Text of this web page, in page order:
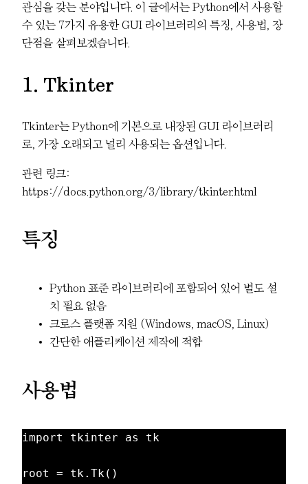
관심을 갖는 분야입니다. 이 글에서는 Python에서 사용할
수 있는 7가지 유용한 GUI 라이브러리의 특징, 사용법, 장
단점을 살펴보겠습니다.
1. Tkinter
Tkinter는 Python에 기본으로 내장된 GUI 라이브러리
로, 가장 오래되고 널리 사용되는 옵션입니다.
관련 링크:
https://docs.python.org/3/library/tkinter.html
특징
Python 표준 라이브러리에 포함되어 있어 별도 설
치 필요 없음
크로스 플랫폼 지원 (Windows, macOS, Linux)
간단한 애플리케이션 제작에 적합
사용법
import tkinter as tk
root = tk.Tk()